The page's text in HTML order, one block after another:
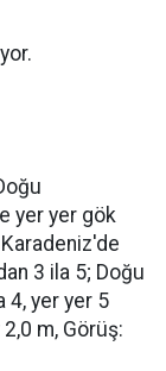
yer yer gök
Karadeniz'de
3 ila 5; Doğu
4, yer yer 5
m, Görüş: